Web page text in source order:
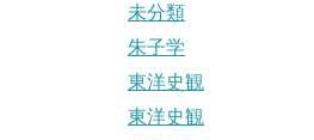
未分類
朱子学
東洋史観
東洋史観